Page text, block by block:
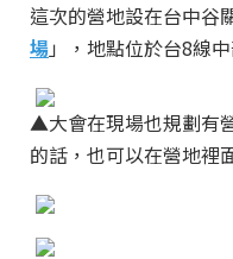
這次的營地設在台中谷
場」，地點位於台8線
▲大會在現場也規劃有
的話，也可以在營地裡